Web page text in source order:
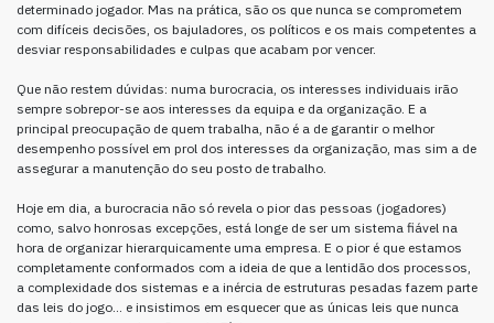
determinado jogador. Mas na prática, são os que nunca se comprometem
com difíceis decisões, os bajuladores, os políticos e os mais competentes a
desviar responsabilidades e culpas que acabam por vencer.
Que não restem dúvidas: numa burocracia, os interesses individuais irão
sempre sobrepor-se aos interesses da equipa e da organização. E a
principal preocupação de quem trabalha, não é a de garantir o melhor
desempenho possível em prol dos interesses da organização, mas sim a de
assegurar a manutenção do seu posto de trabalho.
Hoje em dia, a burocracia não só revela o pior das pessoas (jogadores)
como, salvo honrosas excepções, está longe de ser um sistema fiável na
hora de organizar hierarquicamente uma empresa. E o pior é que estamos
completamente conformados com a ideia de que a lentidão dos processos,
a complexidade dos sistemas e a inércia de estruturas pesadas fazem parte
das leis do jogo… e insistimos em esquecer que as únicas leis que nunca